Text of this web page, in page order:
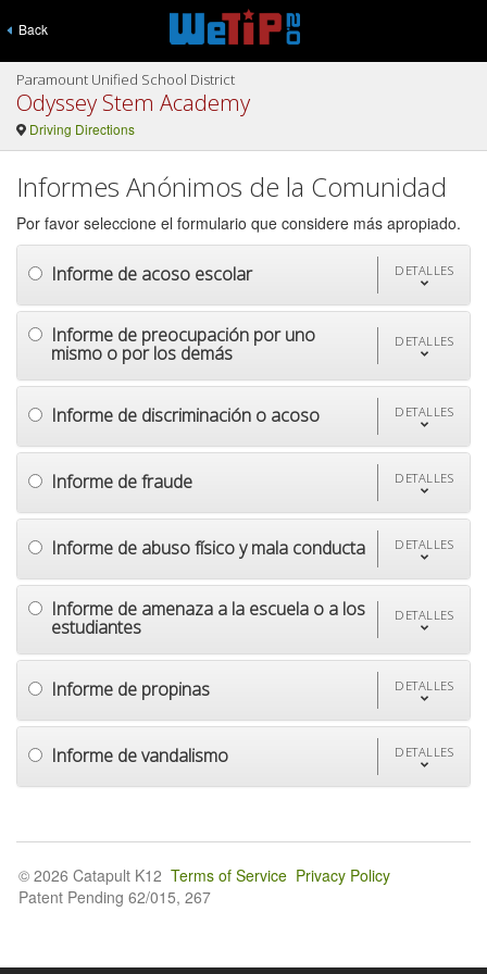
Back
Paramount Unified School District
Odyssey Stem Academy
Driving Directions
Informes Anónimos de la Comunidad
Por favor seleccione el formulario que considere más apropiado.
Informe de acoso escolar DETALLES
Informe de preocupación por uno
mismo o por los demás
DETALLES
Informe de discriminación o acoso DETALLES
Informe de fraude DETALLES
Informe de abuso físico y mala conducta DETALLES
Informe de amenaza a la escuela o a los
estudiantes
DETALLES
Informe de propinas DETALLES
Informe de vandalismo DETALLES
© 2026 Catapult K12 Terms of Service Privacy Policy
Patent Pending 62/015, 267